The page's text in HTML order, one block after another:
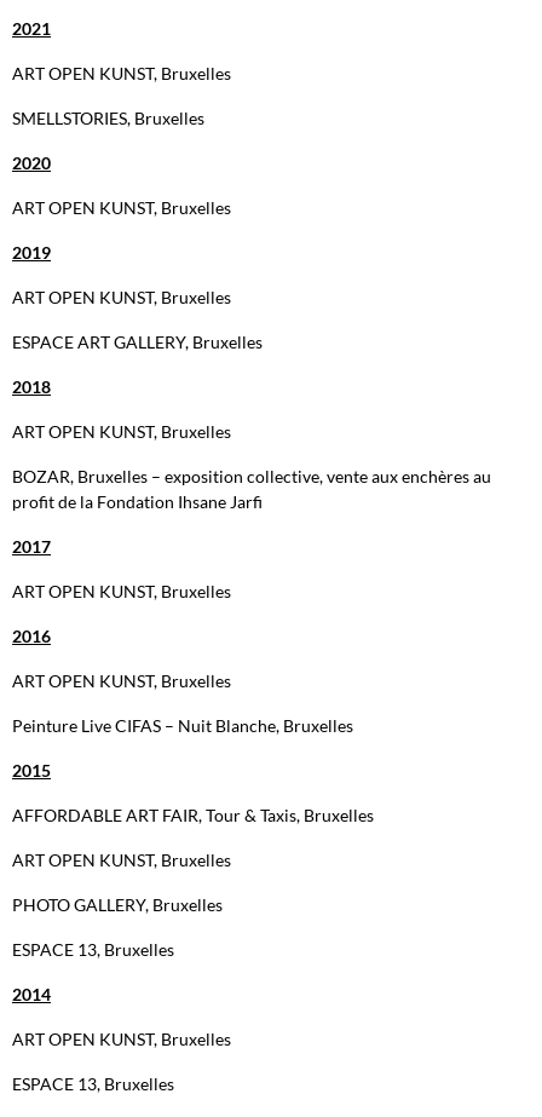
2021
ART OPEN KUNST, Bruxelles
SMELLSTORIES, Bruxelles
2020
ART OPEN KUNST, Bruxelles
2019
ART OPEN KUNST, Bruxelles
ESPACE ART GALLERY, Bruxelles
2018
ART OPEN KUNST, Bruxelles
BOZAR, Bruxelles – exposition collective, vente aux enchères au
profit de la Fondation Ihsane Jarfi
2017
ART OPEN KUNST, Bruxelles
2016
ART OPEN KUNST, Bruxelles
Peinture Live CIFAS – Nuit Blanche, Bruxelles
2015
AFFORDABLE ART FAIR, Tour & Taxis, Bruxelles
ART OPEN KUNST, Bruxelles
PHOTO GALLERY, Bruxelles
ESPACE 13, Bruxelles
2014
ART OPEN KUNST, Bruxelles
ESPACE 13, Bruxelles